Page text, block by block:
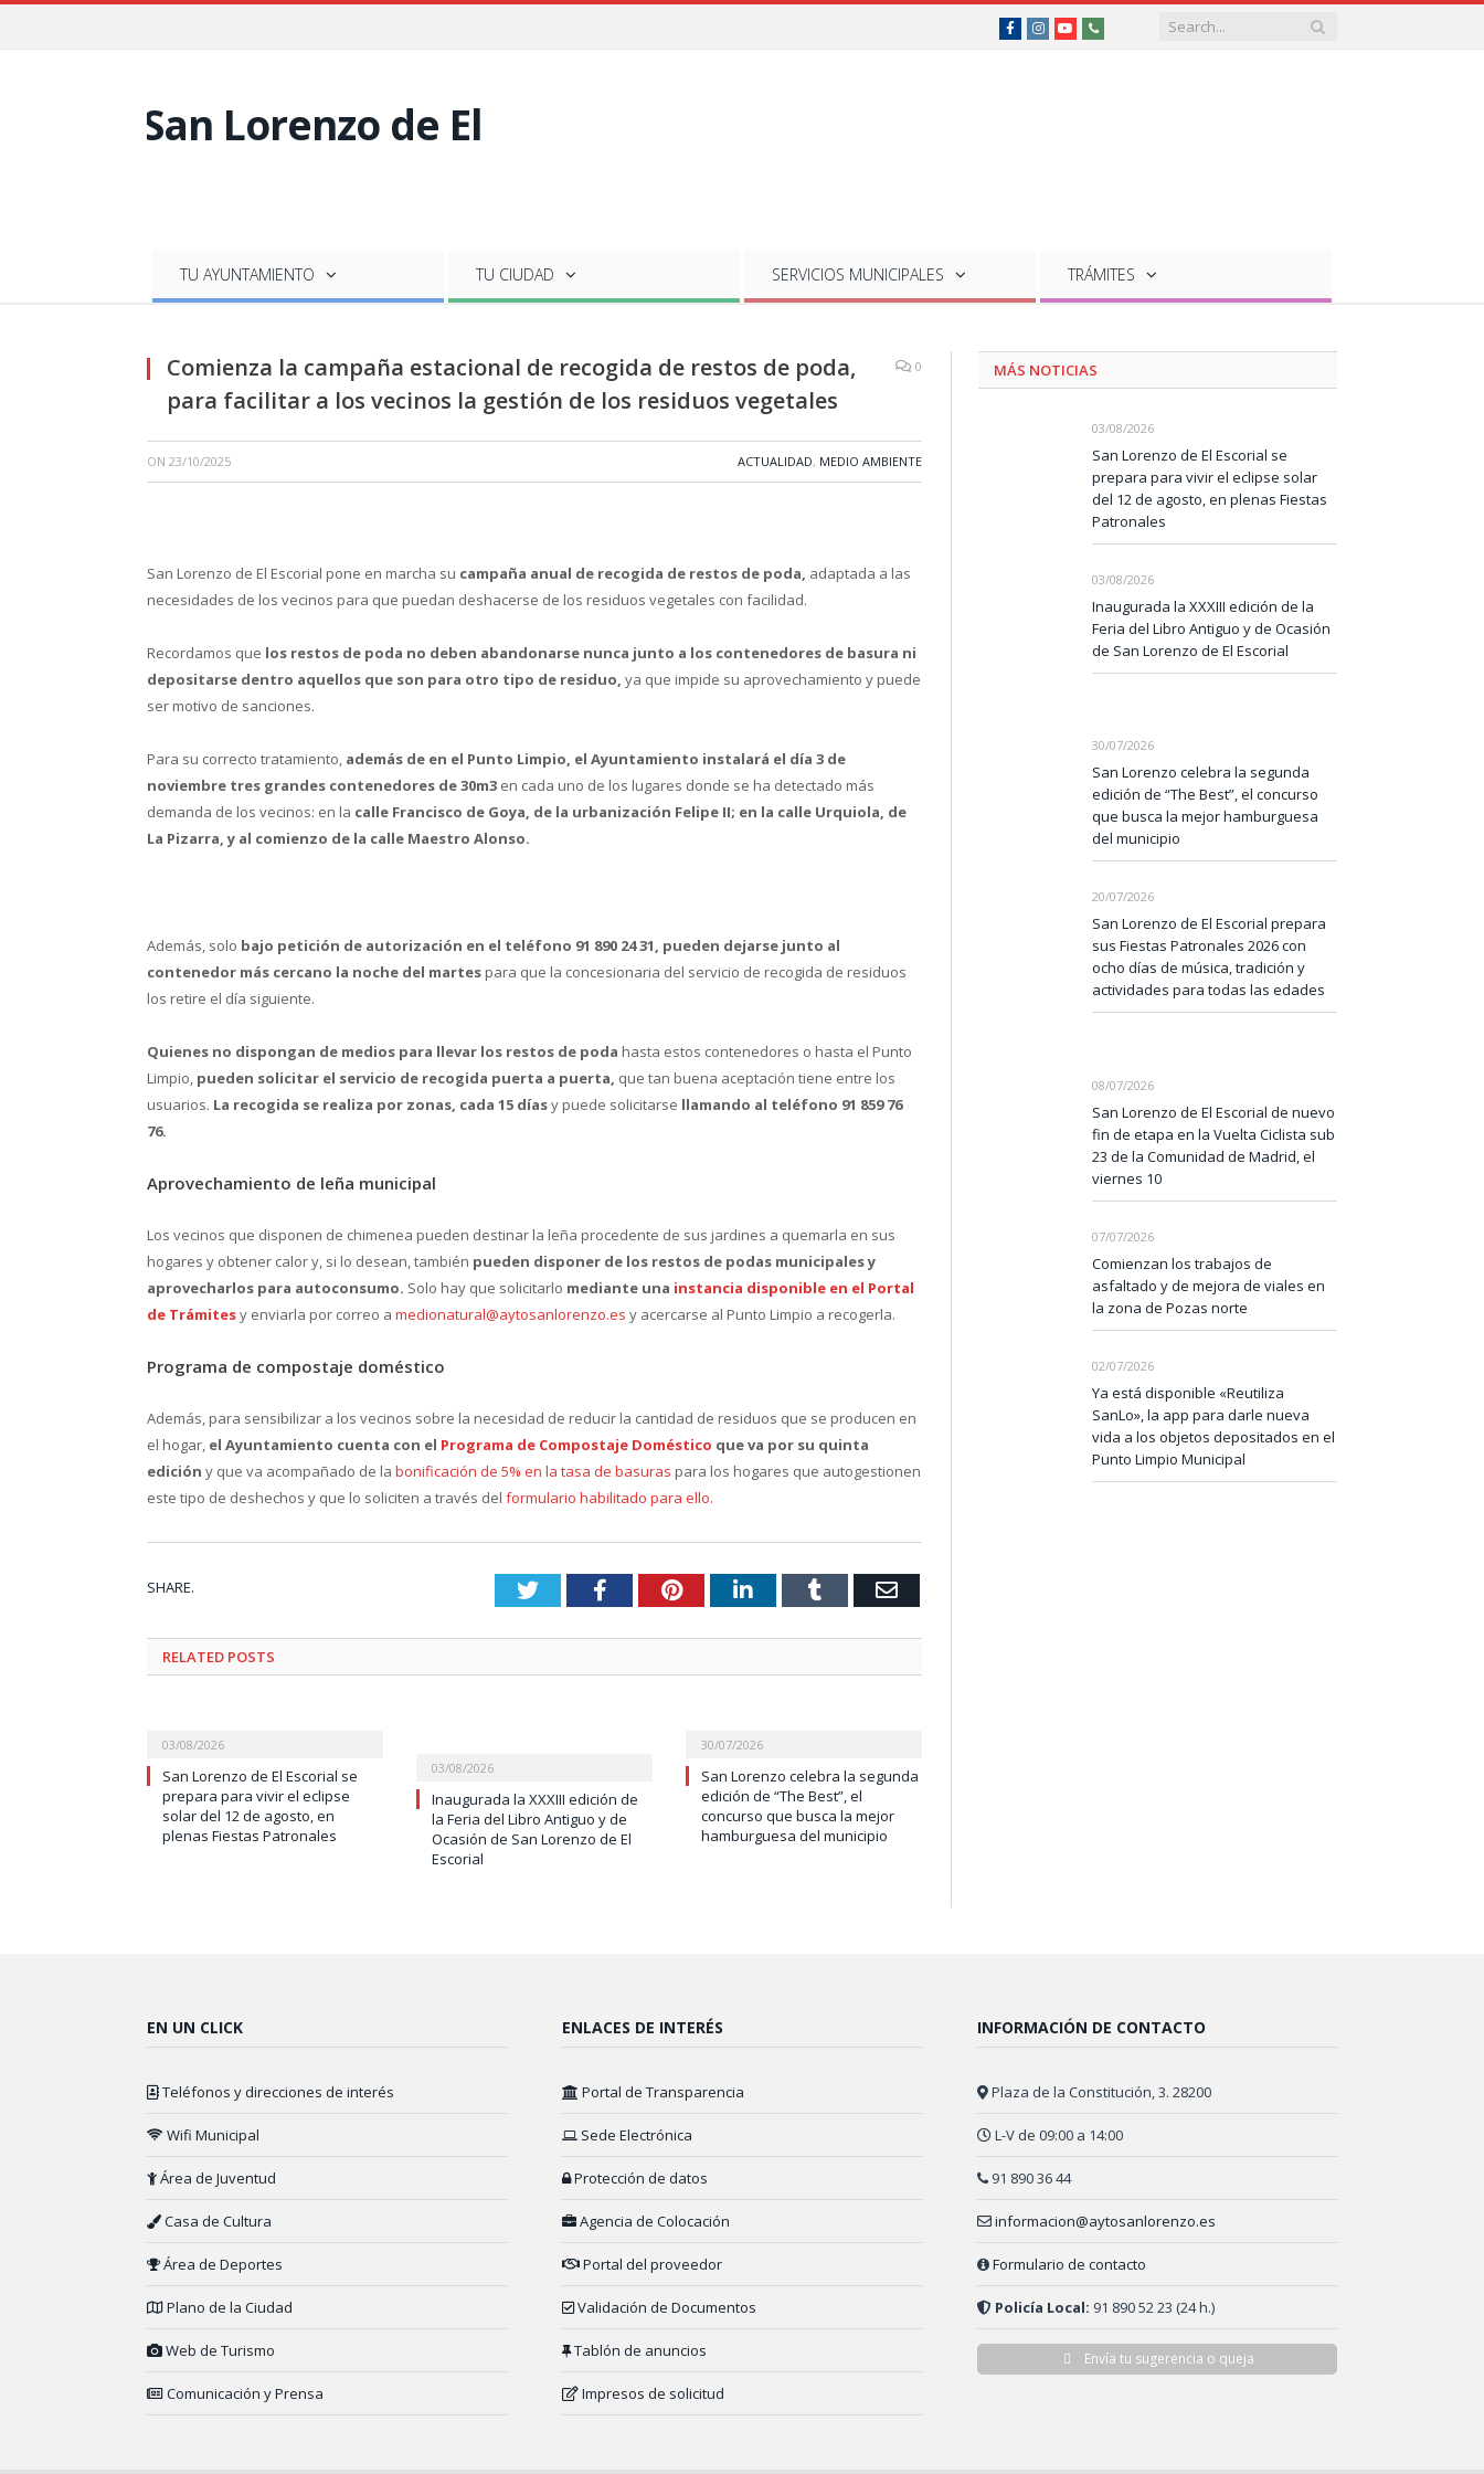
FacebookInstagramYouTubeTeléfonos
de
TU AYUNTAMIENTO TU CIUDAD SERVICIOS MUNICIPALES TRÁMITES
Comienza la campaña estacional de recogida de restos de poda,
para facilitar a los vecinos la gestión de los residuos vegetales
0
ON 23/10/2025 ACTUALIDAD, MEDIO AMBIENTE
San Lorenzo de El Escorial pone en marcha su campaña anual de recogida de restos de poda, adaptada a las
necesidades de los vecinos para que puedan deshacerse de los residuos vegetales con facilidad.
Recordamos que los restos de poda no deben abandonarse nunca junto a los contenedores de basura ni
depositarse dentro aquellos que son para otro tipo de residuo, ya que impide su aprovechamiento y puede
ser motivo de sanciones.
Para su correcto tratamiento, además de en el Punto Limpio, el Ayuntamiento instalará el día 3 de
noviembre tres grandes contenedores de 30m3 en cada uno de los lugares donde se ha detectado más
demanda de los vecinos: en la calle Francisco de Goya, de la urbanización Felipe II; en la calle Urquiola, de
La Pizarra, y al comienzo de la calle Maestro Alonso.
Además, solo bajo petición de autorización en el teléfono 91 890 24 31, pueden dejarse junto al
contenedor más cercano la noche del martes para que la concesionaria del servicio de recogida de residuos
los retire el día siguiente.
Quienes no dispongan de medios para llevar los restos de poda hasta estos contenedores o hasta el Punto
Limpio, pueden solicitar el servicio de recogida puerta a puerta, que tan buena aceptación tiene entre los
usuarios. La recogida se realiza por zonas, cada 15 díasy puede solicitarse llamando al teléfono 91 859 76
76.
Aprovechamiento de leña municipal
Los vecinos que disponen de chimenea pueden destinar la leña procedente de sus jardines a quemarla en sus
hogares y obtener calor y, si lo desean, también pueden disponer de los restos de podas municipales y
aprovecharlos para autoconsumo. Solo hay que solicitarlo mediante una instancia disponible en el Portal
de Trámitesy enviarla por correo a medionatural@aytosanlorenzo.es y acercarse al Punto Limpio a recogerla.
Programa de compostaje doméstico
Además, para sensibilizar a los vecinos sobre la necesidad de reducir la cantidad de residuos que se producen en
el hogar, el Ayuntamiento cuenta con el Programa de Compostaje Doméstico que va por su quinta
edición y que va acompañado de la bonificación de 5% en la tasa de basuras para los hogares que autogestionen
este tipo de deshechos y que lo soliciten a través del formulario habilitado para ello.
SHARE. TwitterFacebookPinterestLinkedInTumblr Email
RELATED POSTS
03/08/2026
San Lorenzo de El Escorial se
prepara para vivir el eclipse
solar del 12 de agosto, en
plenas Fiestas Patronales
03/08/2026
Inaugurada la XXXIII edición de
la Feria del Libro Antiguo y de
Ocasión de San Lorenzo de El
Escorial
30/07/2026
San Lorenzo celebra la segunda
edición de “The Best”, el
concurso que busca la mejor
hamburguesa del municipio
MÁS NOTICIAS
03/08/2026
San Lorenzo de El Escorial se
prepara para vivir el eclipse solar
del 12 de agosto, en plenas Fiestas
Patronales
03/08/2026
Inaugurada la XXXIII edición de la
Feria del Libro Antiguo y de Ocasión
de San Lorenzo de El Escorial
30/07/2026
San Lorenzo celebra la segunda
edición de “The Best”, el concurso
que busca la mejor hamburguesa
del municipio
20/07/2026
San Lorenzo de El Escorial prepara
sus Fiestas Patronales 2026 con
ocho días de música, tradición y
actividades para todas las edades
08/07/2026
San Lorenzo de El Escorial de nuevo
fin de etapa en la Vuelta Ciclista sub
23 de la Comunidad de Madrid, el
viernes 10
07/07/2026
Comienzan los trabajos de
asfaltado y de mejora de viales en
la zona de Pozas norte
02/07/2026
Ya está disponible «Reutiliza
SanLo», la app para darle nueva
vida a los objetos depositados en el
Punto Limpio Municipal
EN UN CLICK
Teléfonos y direcciones de interés
Wifi Municipal
Área de Juventud
Casa de Cultura
Área de Deportes
Plano de la Ciudad
Web de Turismo
Comunicación y Prensa
ENLACES DE INTERÉS
Portal de Transparencia
Sede Electrónica
Protección de datos
Agencia de Colocación
Portal del proveedor
Validación de Documentos
Tablón de anuncios
Impresos de solicitud
INFORMACIÓN DE CONTACTO
Plaza de la Constitución, 3. 28200
L-V de 09:00 a 14:00
91 890 36 44
informacion@aytosanlorenzo.es
Formulario de contacto
Policía Local: 91 890 52 23 (24 h.)
Envía tu sugerencia o queja